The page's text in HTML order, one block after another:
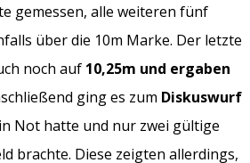
gemessen, alle weiteren fünf
über die 10m Marke. Der letzte
noch auf 10,25m und ergaben
ging es zum Diskuswurf
Not hatte und nur zwei gültige
brachte. Diese zeigten allerdings,